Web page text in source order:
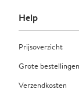
Help
Prijsoverzicht
Grote bestellingen
Verzendkosten